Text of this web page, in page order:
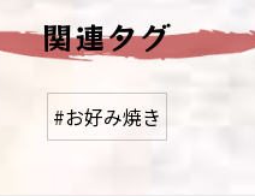
関連タグ
#お好み焼き